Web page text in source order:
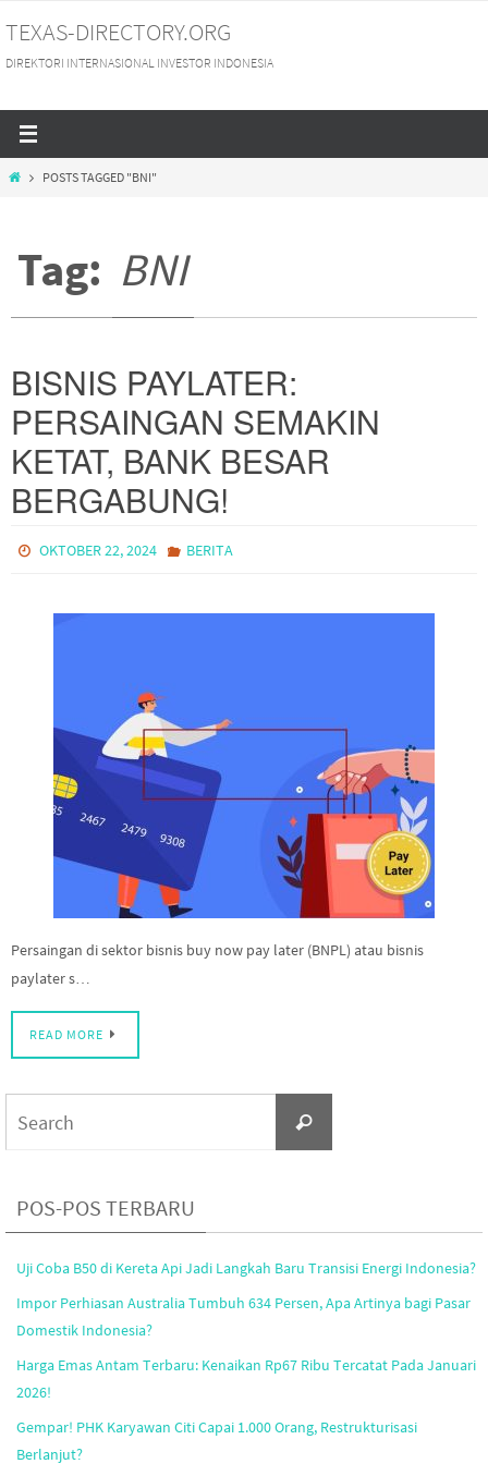
to
content
TEXAS-DIRECTORY.ORG
DIREKTORI INTERNASIONAL INVESTOR INDONESIA
HOMEPOSTS TAGGED "BNI"
Tag: BNI
BISNIS PAYLATER:
PERSAINGAN SEMAKIN
KETAT, BANK BESAR
BERGABUNG!
OKTOBER 22, 2024 BERITA
Persaingan di sektor bisnis buy now pay later (BNPL) atau bisnis
paylater s…
READ MORE
Search
POS-POS TERBARU
Uji Coba B50 di Kereta Api Jadi Langkah Baru Transisi Energi Indonesia?
Impor Perhiasan Australia Tumbuh 634 Persen, Apa Artinya bagi Pasar
Domestik Indonesia?
Harga Emas Antam Terbaru: Kenaikan Rp67 Ribu Tercatat Pada Januari
2026!
Gempar! PHK Karyawan Citi Capai 1.000 Orang, Restrukturisasi
Berlanjut?